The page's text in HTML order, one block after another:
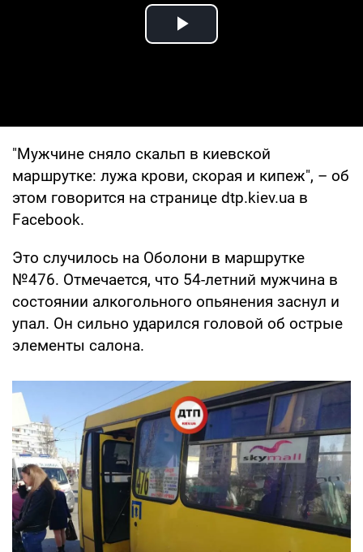
Play Video
"Мужчине сняло скальп в киевской
маршрутке: лужа крови, скорая и кипеж", – об
этом говорится на странице dtp.kiev.ua в
Facebook.
Это случилось на Оболони в маршрутке
№476. Отмечается, что 54-летний мужчина в
состоянии алкогольного опьянения заснул и
упал. Он сильно ударился головой об острые
элементы салона.